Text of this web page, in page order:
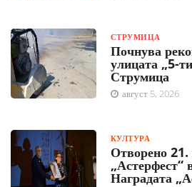
СТРУМИЦА
Почнува
улицата „5-
Струмица
август 5, 2026
КУЛТУРА
Отворено 21.
„Астерфест“
Наградата